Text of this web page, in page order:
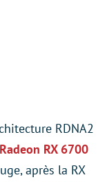
RDNA2
Radeon RX 6700
après la RX